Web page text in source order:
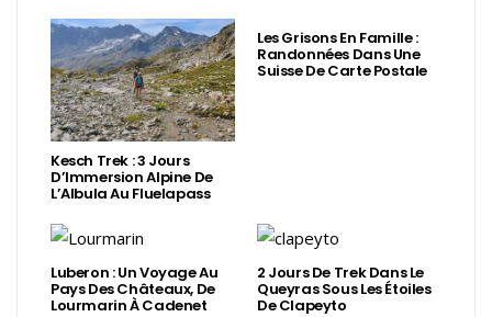
Kesch Trek : 3 Jours
D’Immersion Alpine De
L’Albula Au Fluelapass
Les Grisons En Famille :
Randonnées Dans Une
Suisse De Carte Postale
Luberon : Un Voyage Au
Pays Des Châteaux, De
Lourmarin À Cadenet
2 Jours De Trek Dans Le
Queyras Sous Les Étoiles
De Clapeyto